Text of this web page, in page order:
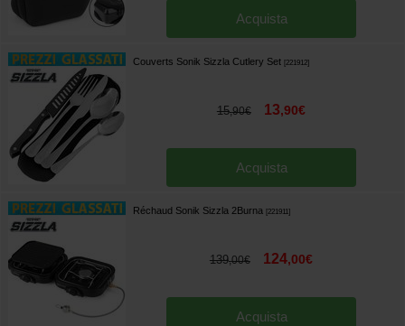
Acquista
Couverts Sonik Sizzla Cutlery Set 221912]
15,90€ 13,90€
Acquista
Réchaud Sonik Sizzla 2Burna 221911]
139,00€ 124,00€
Acquista